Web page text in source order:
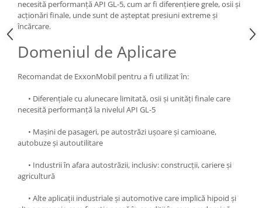
necesită performanță API GL-5, cum ar fi diferențiere grele, osii și
acționări finale, unde sunt de așteptat presiuni extreme și
încărcare.
Domeniul de Aplicare
Recomandat de ExxonMobil pentru a fi utilizat în:
• Diferențiale cu alunecare limitată, osii și unități finale care
necesită performanță la nivelul API GL-5
• Mașini de pasageri, pe autostrăzi ușoare și camioane,
autobuze și autoutilitare
• Industrii în afara autostrăzii, inclusiv: construcții, cariere și
agricultură
• Alte aplicații industriale și automotive care implică hipoid și